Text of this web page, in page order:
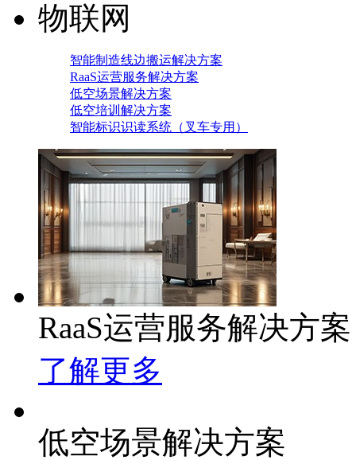
物联网
智能制造线边搬运解决方案
RaaS运营服务解决方案
低空场景解决方案
低空培训解决方案
智能标识识读系统（叉车专用）
RaaS运营服务解决方案
了解更多
低空场景解决方案